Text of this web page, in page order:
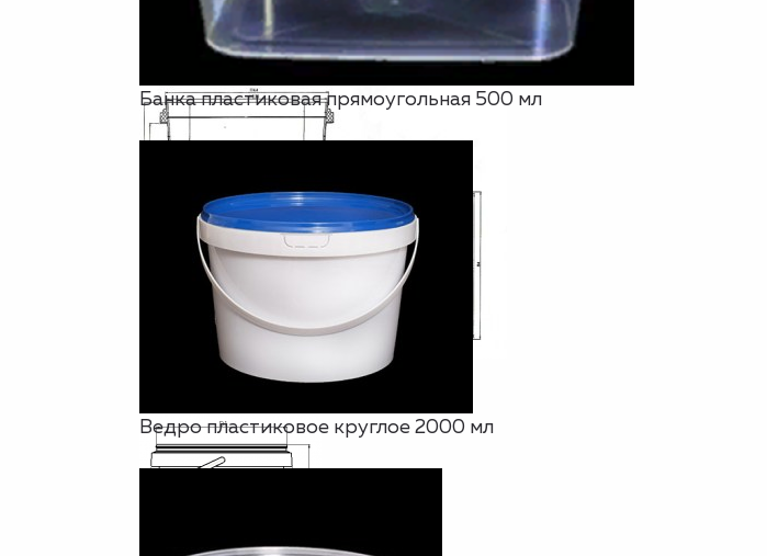
Банка пластиковая прямоугольная 500 мл
Ведро пластиковое круглое 2000 мл